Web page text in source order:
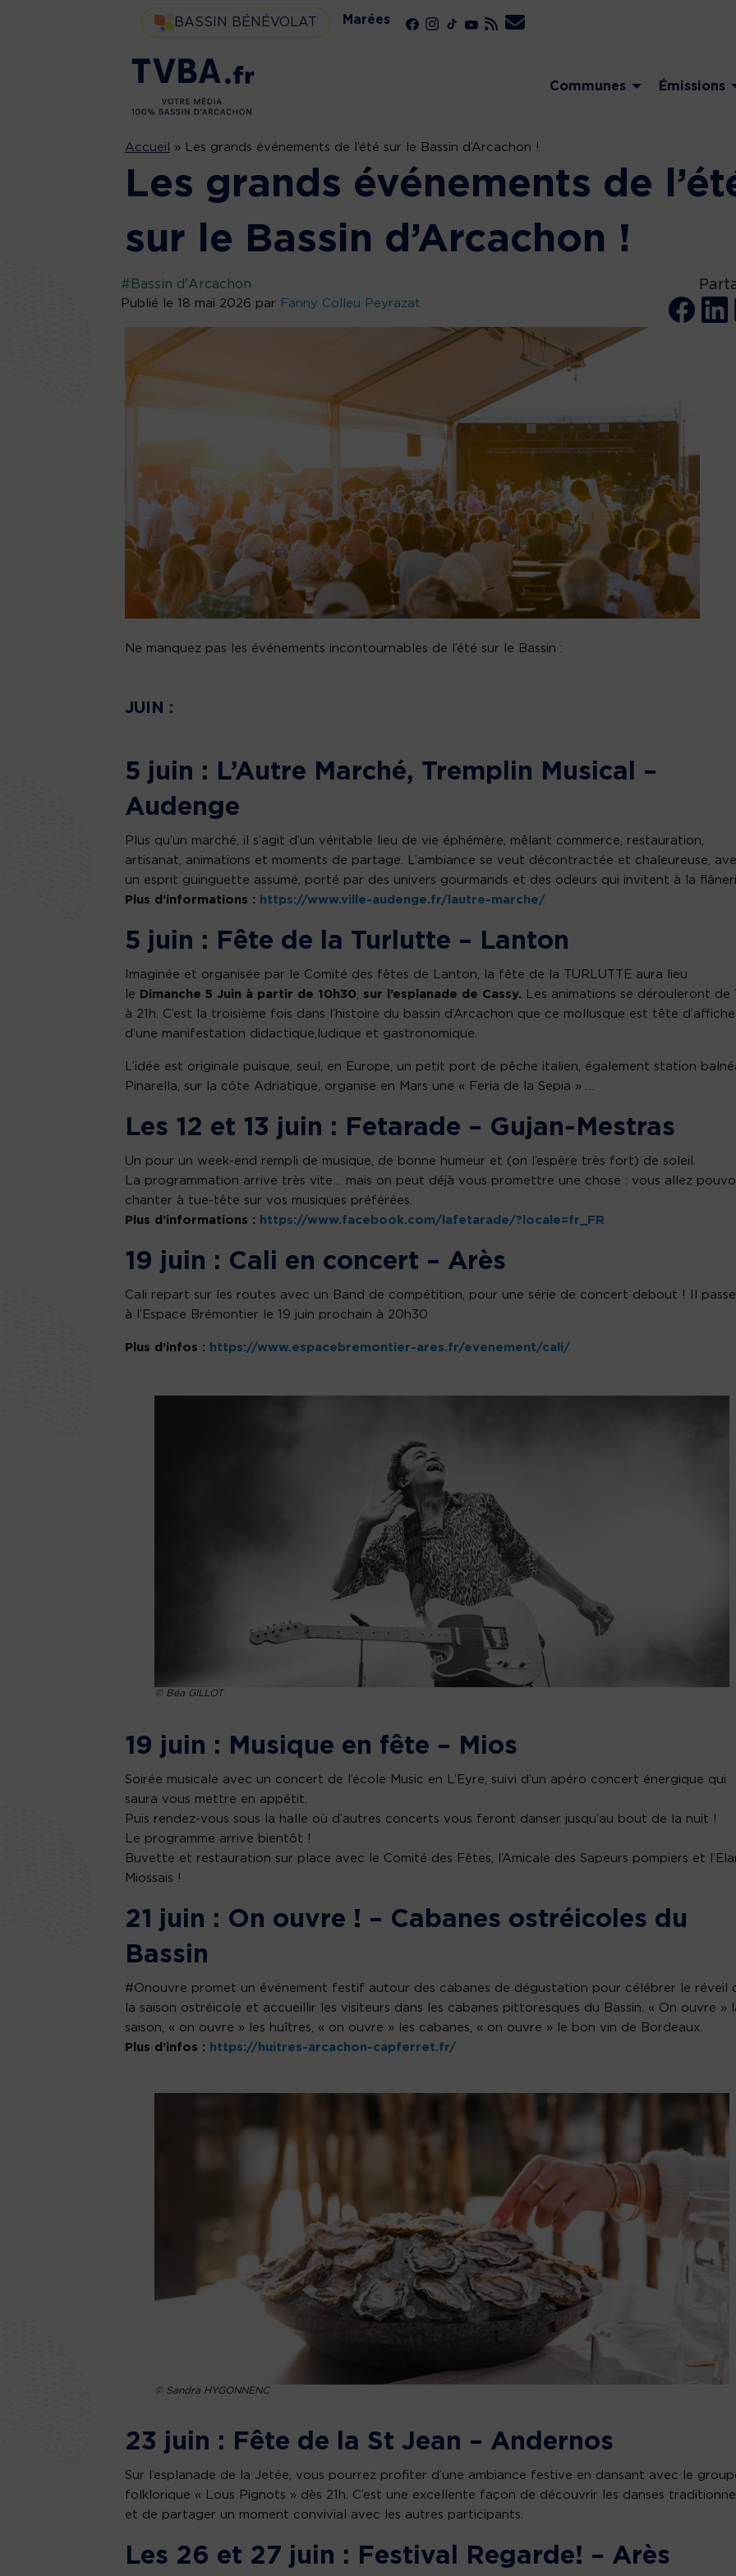
BASSIN BÉNÉVOLAT Marées
Communes Émissions
Accueil » Les grands événements de l’été sur le Bassin d’Arcachon !
Les grands événements de
sur le Bassin d’Arcachon !
#Bassin d'Arcachon
Publié le 18 mai 2026 par Fanny Colleu Peyrazat
Ne manquez pas les événements incontournables de l’été sur le Bassin :
JUIN :
5 juin : L’Autre Marché, Tremplin Musical –
Audenge
Plus qu’un marché, il s’agit d’un véritable lieu de vie éphémère, mêlant commerce, restauration,
artisanat, animations et moments de partage. L’ambiance se veut décontractée et chaleureuse,
un esprit guinguette assumé, porté par des univers gourmands et des odeurs qui invitent à la
Plus d’informations : https://www.ville-audenge.fr/lautre-marche/
5 juin : Fête de la Turlutte – Lanton
Imaginée et organisée par le Comité des fêtes de Lanton, la fête de la TURLUTTE aura lieu
le Dimanche 5 Juin à partir de 10h30 sur l’esplanade de Cassy. Les animations se dérouleront de
à 21h. C’est la troisième fois dans l’histoire du bassin d’Arcachon que ce mollusque est tête d’affiche
d’une manifestation didactique,ludique et gastronomique.
L’idée est originale puisque, seul, en Europe, un petit port de pêche italien, également station
Pinarella, sur la côte Adriatique, organise en Mars une « Feria de la Sepia » …
Les 12 et 13 juin : Fetarade – Gujan-Mestras
Un pour un week-end rempli de musique, de bonne humeur et (on l’espère très fort) de soleil.
La programmation arrive très vite… mais on peut déjà vous promettre une chose : vous allez
chanter à tue-tête sur vos musiques préférées.
Plus d’informations : https://www.facebook.com/lafetarade/?locale=fr_FR
19 juin : Cali en concert – Arès
Cali repart sur les routes avec un Band de compétition, pour une série de concert debout ! Il
à l’Espace Brémontier le 19 juin prochain à 20h30
Plus d’infos : https://www.espacebremontier-ares.fr/evenement/cali/
© Béa GILLOT
19 juin : Musique en fête – Mios
Soirée musicale avec un concert de l’école Music en L’Eyre, suivi d’un apéro concert énergique qui
saura vous mettre en appétit.
Puis rendez-vous sous la halle où d’autres concerts vous feront danser jusqu’au bout de la nuit !
Le programme arrive bientôt !
Buvette et restauration sur place avec le Comité des Fêtes, l’Amicale des Sapeurs pompiers et
Miossais !
21 juin : On ouvre ! – Cabanes ostréicoles du
Bassin
#Onouvre promet un événement festif autour des cabanes de dégustation pour célébrer le réveil
la saison ostréicole et accueillir les visiteurs dans les cabanes pittoresques du Bassin. « On ouvre »
saison, « on ouvre » les huîtres, « on ouvre » les cabanes, « on ouvre » le bon vin de Bordeaux.
Plus d’infos : https://huitres-arcachon-capferret.fr/
© Sandra HYGONNENC
23 juin : Fête de la St Jean – Andernos
Sur l’esplanade de la Jetée, vous pourrez profiter d’une ambiance festive en dansant avec le
folklorique « Lous Pignots » dès 21h. C’est une excellente façon de découvrir les danses
et de partager un moment convivial avec les autres participants.
Les 26 et 27 juin : Festival Regarde! – Arès